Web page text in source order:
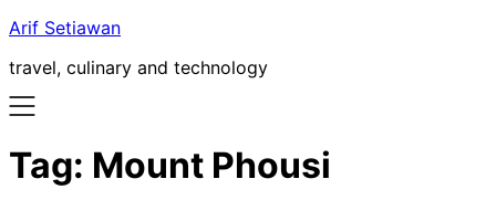
Arif Setiawan
travel, culinary and technology
Tag: Mount Phousi